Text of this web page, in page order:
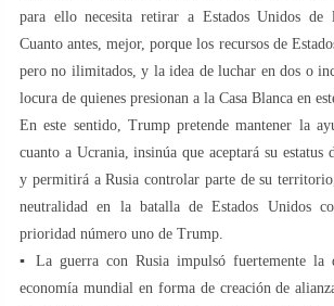
para ello necesita retirar a Estados Unidos de
Cuanto antes, mejor, porque los recursos de
pero no ilimitados, y la idea de luchar en dos o
locura de quienes presionan a la Casa Blanca en
En este sentido, Trump pretende mantener la
cuanto a Ucrania, insinúa que aceptará su estatus
y permitirá a Rusia controlar parte de su
neutralidad en la batalla de Estados Unidos
prioridad número uno de Trump.
▪️ La guerra con Rusia impulsó fuertemente la
economía mundial en forma de creación de